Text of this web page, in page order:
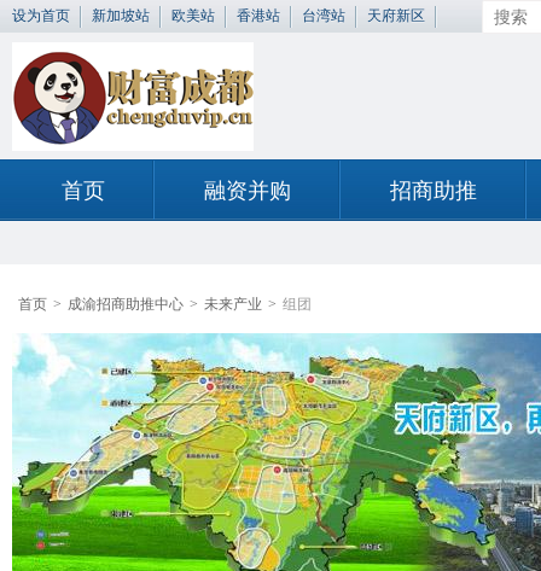
设为首页 新加坡站 欧美站 香港站 台湾站 天府新区
首页 融资并购 招商助推
首页 > 成渝招商助推中心 > 未来产业 > 组团